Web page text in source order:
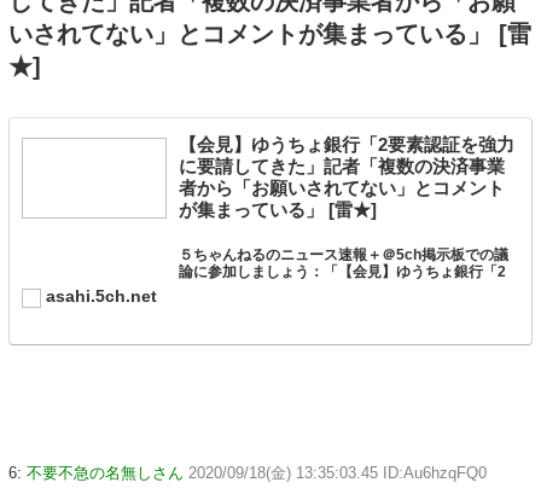
いされてない」とコメントが集まっている」 [雷
★]
【会見】ゆうちょ銀行「2要素認証を強力
に要請してきた」記者「複数の決済事業
者から「お願いされてない」とコメント
が集まっている」 [雷★]
５ちゃんねるのニュース速報＋＠5ch掲示板での議
論に参加しましょう：「【会見】ゆうちょ銀行「2
asahi.5ch.net
6: 不要不急の名無しさん 2020/09/18(金) 13:35:03.45 ID:Au6hzqFQ0